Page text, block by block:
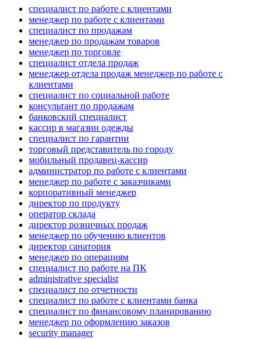
специалист по работе с клиентами
менеджер по работе с клиентами
специалист по продажам
менеджер по продажам товаров
менеджер по торговле
специалист отдела продаж
менеджер отдела продаж менеджер по работе с
клиентами
специалист по социальной работе
консультант по продажам
банковский специалист
кассир в магазин одежды
специалист по гарантии
торговый представитель по городу
мобильный продавец-кассир
администратор по работе с клиентами
менеджер по работе с заказчиками
корпоративный менеджер
директор по продукту
оператор склада
директор розничных продаж
менеджер по обучению клиентов
директор санатория
менеджер по операциям
специалист по работе на ПК
administrative specialist
специалист по отчетности
специалист по работе с клиентами банка
специалист по финансовому планированию
менеджер по оформлению заказов
security manager